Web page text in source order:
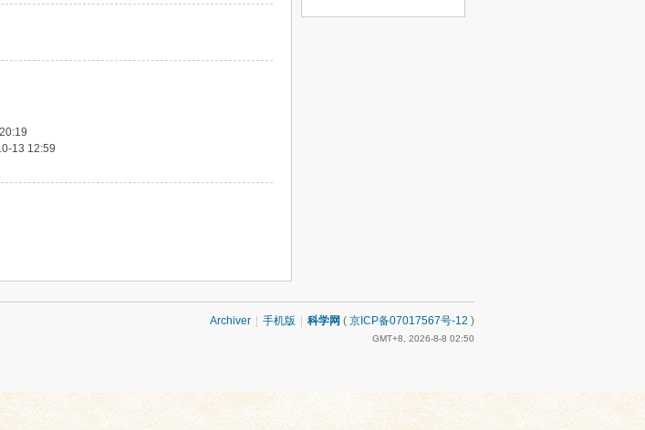
13 12:59
Archiver 手机版 科学网 ( 京ICP备07017567号-12 )
GMT+8, 2026-8-8 02:50